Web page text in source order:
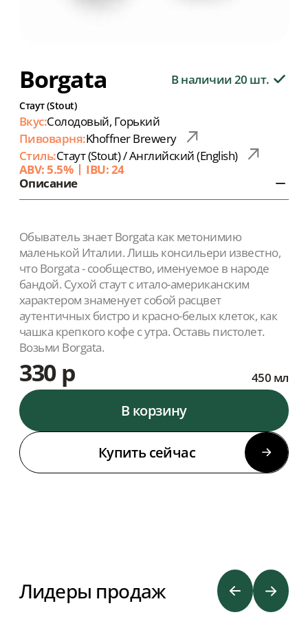
Borgata В наличии 20 шт.
Стаут (Stout)
Вкус:Солодовый, Горький
Пивоварня:Khoffner Brewery
Стиль:Стаут (Stout) / Английский (English)
ABV: 5.5%
IBU: 24
Описание
Обыватель знает Borgata как метонимию
маленькой Италии. Лишь консильери известно,
что Borgata - сообщество, именуемое в народе
бандой. Сухой стаут с итало-американским
характером знаменует собой расцвет
аутентичных бистро и красно-белых клеток, как
чашка крепкого кофе с утра. Оставь пистолет.
Возьми Borgata.
330 р 450 мл
В корзину
Купить сейчас
Лидеры продаж